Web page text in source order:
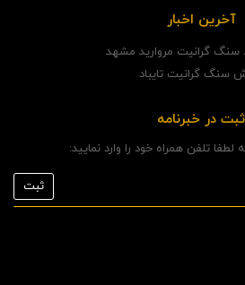
آخرین اخبار
سنگ گرانیت مروارید مشهد
سنگ گرانیت تایباد
ثبت در خبرنامه
لطفا تلفن همراه خود را وارد نمایید: